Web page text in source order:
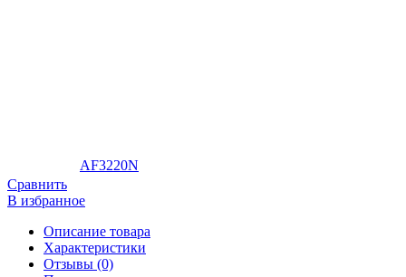
AF3220N
Сравнить
В избранное
Описание товара
Характеристики
Отзывы (0)